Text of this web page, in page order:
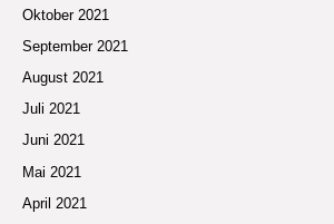
Oktober 2021
September 2021
August 2021
Juli 2021
Juni 2021
Mai 2021
April 2021